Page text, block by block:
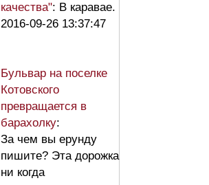
качества": В каравае.
2016-09-26 13:37:47
Бульвар на поселке
Котовского
превращается в
барахолку:
За чем вы ерунду
пишите? Эта дорожка
ни когда